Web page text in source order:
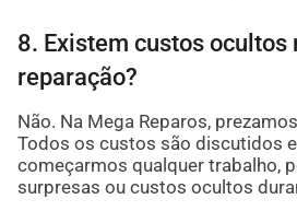
8. Existem custos ocultos
reparação?
Não. Na Mega Reparos,
Todos os custos são discutidos
começarmos qualquer trabalho,
surpresas ou custos ocultos